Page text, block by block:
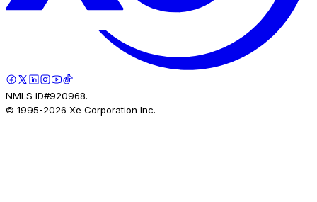
NMLS ID#920968.
© 1995-2026 Xe Corporation Inc.